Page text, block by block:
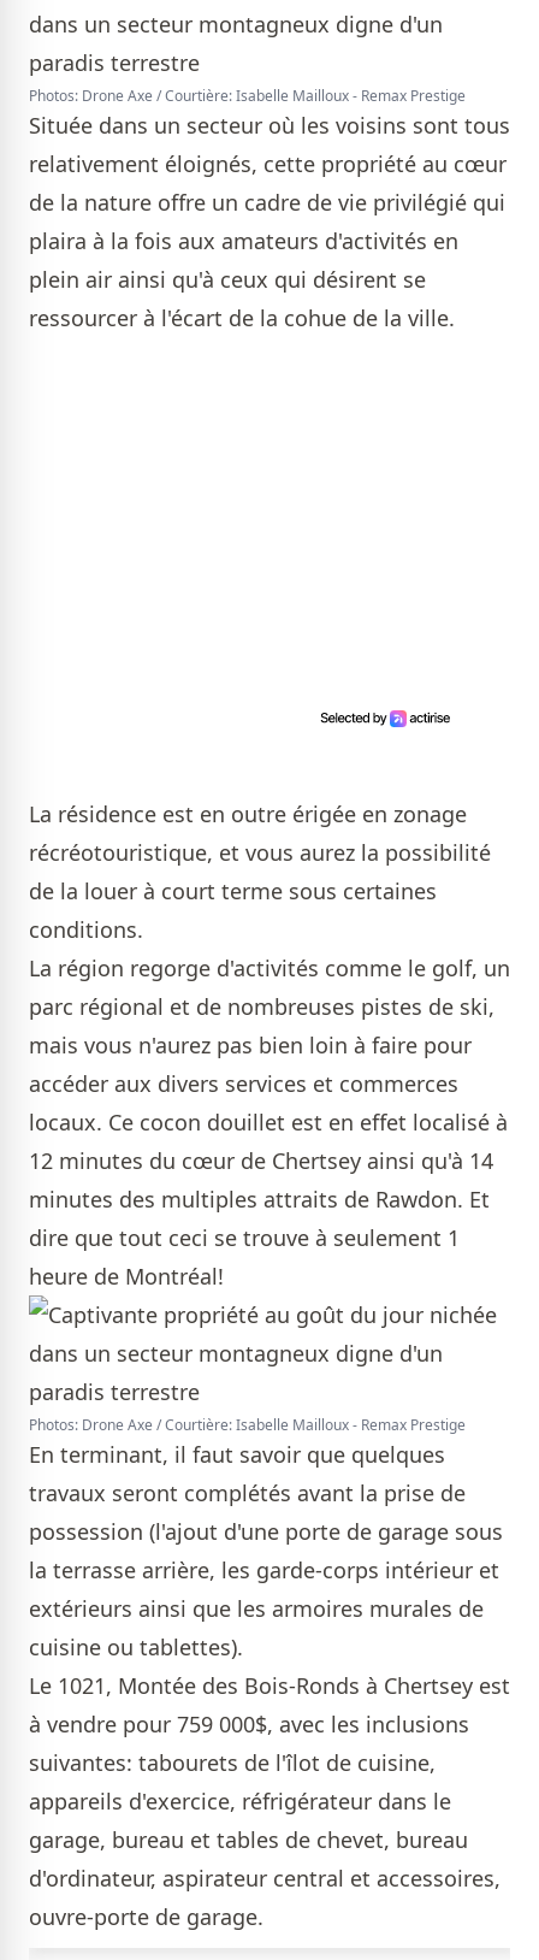
Photos: Drone Axe / Courtière: Isabelle Mailloux - Remax Prestige
Située dans un secteur où les voisins sont tous
relativement éloignés, cette propriété au cœur
de la nature offre un cadre de vie privilégié qui
plaira à la fois aux amateurs d'activités en
plein air ainsi qu'à ceux qui désirent se
ressourcer à l'écart de la cohue de la ville.
La résidence est en outre érigée en zonage
récréotouristique, et vous aurez la possibilité
de la louer à court terme sous certaines
conditions.
La région regorge d'activités comme le golf, un
parc régional et de nombreuses pistes de ski,
mais vous n'aurez pas bien loin à faire pour
accéder aux divers services et commerces
locaux. Ce cocon douillet est en effet localisé à
12 minutes du cœur de Chertsey ainsi qu'à 14
minutes des multiples attraits de Rawdon. Et
dire que tout ceci se trouve à seulement 1
heure de Montréal!
Photos: Drone Axe / Courtière: Isabelle Mailloux - Remax Prestige
En terminant, il faut savoir que quelques
travaux seront complétés avant la prise de
possession (l'ajout d'une porte de garage sous
la terrasse arrière, les garde-corps intérieur et
extérieurs ainsi que les armoires murales de
cuisine ou tablettes).
Le 1021, Montée des Bois-Ronds à Chertsey est
à vendre pour 759 000$, avec les inclusions
suivantes: tabourets de l'îlot de cuisine,
appareils d'exercice, réfrigérateur dans le
garage, bureau et tables de chevet, bureau
d'ordinateur, aspirateur central et accessoires,
ouvre-porte de garage.